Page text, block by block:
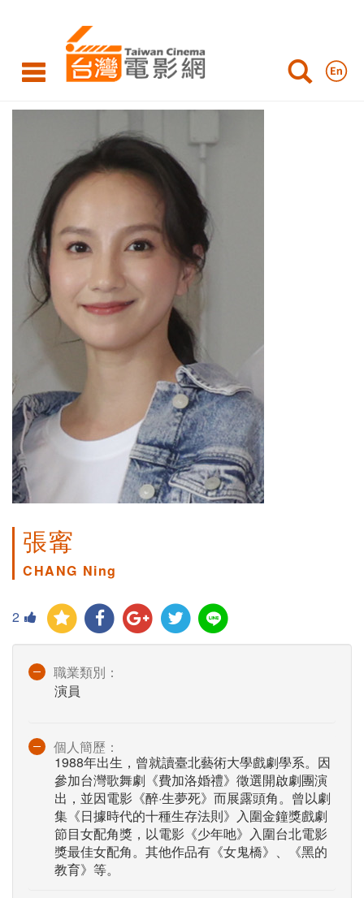
張寗
CHANG Ning
2
職業類別：
演員
個人簡歷：
1988年出生，曾就讀臺北藝術大學戲劇學系。因
參加台灣歌舞劇《費加洛婚禮》徵選開啟劇團演
出，並因電影《醉·生夢死》而展露頭角。曾以劇
集《日據時代的十種生存法則》入圍金鐘獎戲劇
節目女配角獎，以電影《少年吔》入圍台北電影
獎最佳女配角。其他作品有《女鬼橋》、《黑的
教育》等。